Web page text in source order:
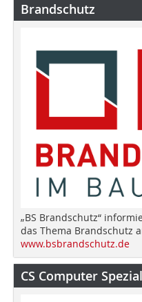
Brandschutz
„BS Brandschutz“
das Thema Brandschutz
www.bsbrandschutz.de
CS Computer Spezial